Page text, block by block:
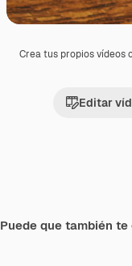
Crea tus propios vídeos
Editar
Puede que también te